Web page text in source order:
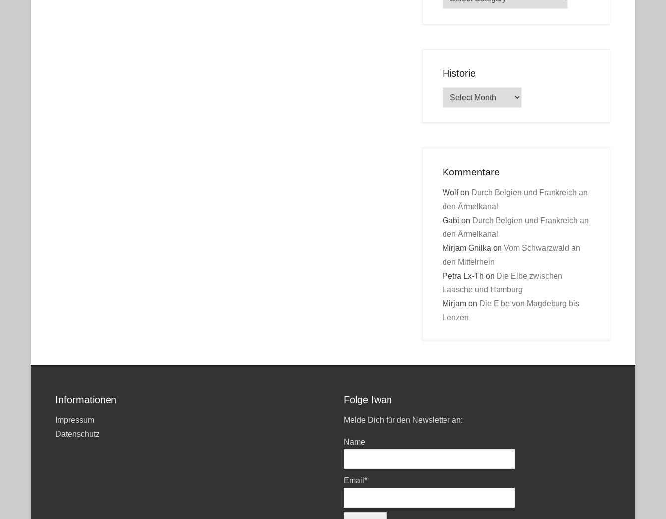
Historie
Historie
Kommentare
Wolfon Durch Belgien und Frankreich an
den Ärmelkanal
Gabi on Durch Belgien und Frankreich an
den Ärmelkanal
Mirjam Gnilka on Vom Schwarzwald an
den Mittelrhein
Petra Lx-Th on Die Elbe zwischen
Laasche und Hamburg
Mirjam on Die Elbe von Magdeburg bis
Lenzen
Informationen
Impressum
Datenschutz
Folge Iwan
Melde Dich für den Newsletter an:
Name
Email*